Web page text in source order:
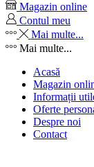
Magazin online
Contul meu
Mai multe...
Mai multe...
Acasă
Magazin
Informații
Oferte
Despre noi
Contact